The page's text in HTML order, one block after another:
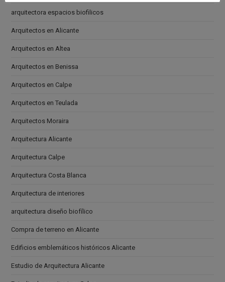
arquitectora espacios biofilicos
Arquitectos en Alicante
Arquitectos en Altea
Arquitectos en Benissa
Arquitectos en Calpe
Arquitectos en Teulada
Arquitectos Moraira
Arquitectura Alicante
Arquitectura Calpe
Arquitectura Costa Blanca
Arquitectura de interiores
arquitectura diseño biofílico
Compra de terreno en Alicante
Edificios emblemáticos históricos Alicante
Estudio de Arquitectura Alicante